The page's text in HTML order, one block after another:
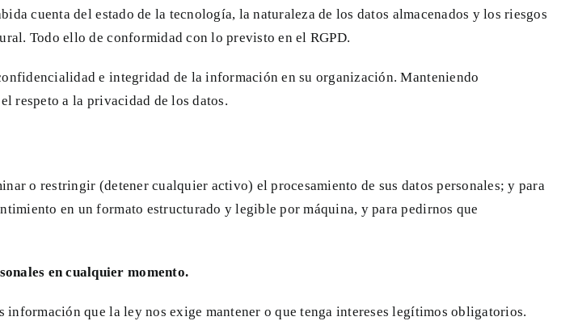
cuenta del estado de la tecnología, la naturaleza de los datos almacenados y los riesgos
Todo ello de conformidad con lo previsto en el RGPD.
e integridad de la información en su organización. Manteniendo
respeto a la privacidad de los datos.
o restringir (detener cualquier activo) el procesamiento de sus datos personales; y para
en un formato estructurado y legible por máquina, y para pedirnos que
en cualquier momento.
que la ley nos exige mantener o que tenga intereses legítimos obligatorios.